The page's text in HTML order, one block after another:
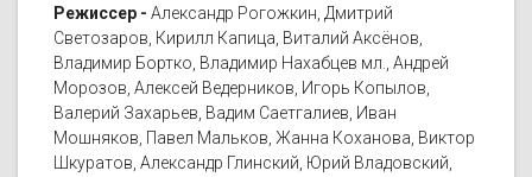
Режиссер - Александр Рогожкин, Дмитрий
Светозаров, Кирилл Капица, Виталий Аксёнов,
Владимир Бортко, Владимир Нахабцев мл., Андрей
Морозов, Алексей Ведерников, Игорь Копылов,
Валерий Захарьев, Вадим Саетгалиев, Иван
Мошняков, Павел Мальков, Жанна Коханова, Виктор
Шкуратов, Александр Глинский, Юрий Владовский,